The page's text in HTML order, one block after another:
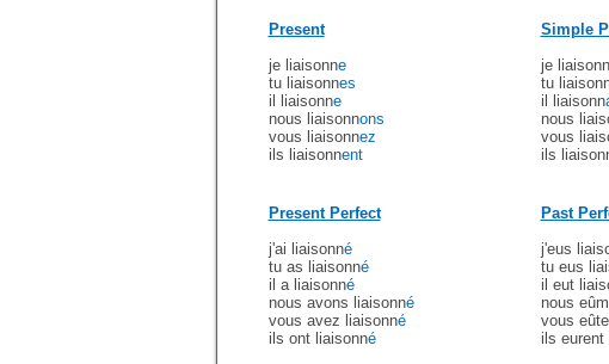
Present
je liaisonne
tu liaisonnes
il liaisonne
nous liaisonnons
vous liaisonnez
ils liaisonnent
Simple
je liaisonn
tu
il liaisonn
nous
vous
ils
Present Perfect
j'ai liaisonné
tu as liaisonné
il a liaisonné
nous avons liaisonné
vous avez liaisonné
ils ont liaisonné
Past
j'eus
tu eus
il eut
nous
vous
ils eurent